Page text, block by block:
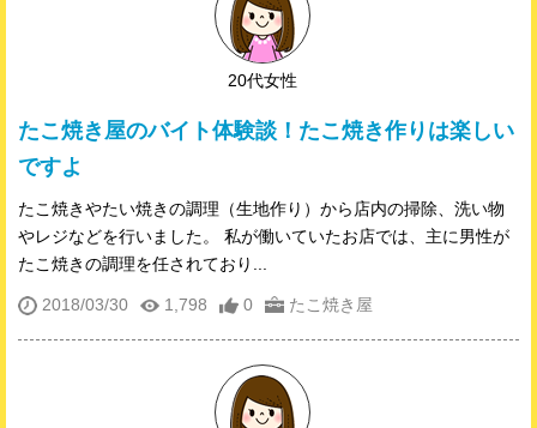
20代女性
たこ焼き屋のバイト体験談！たこ焼き作りは楽しい
ですよ
たこ焼きやたい焼きの調理（生地作り）から店内の掃除、洗い物
やレジなどを行いました。 私が働いていたお店では、主に男性が
たこ焼きの調理を任されており...
2018/03/30 1,798 0 たこ焼き屋